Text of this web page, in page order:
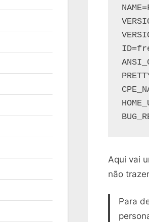
Aqui vai
não
Para